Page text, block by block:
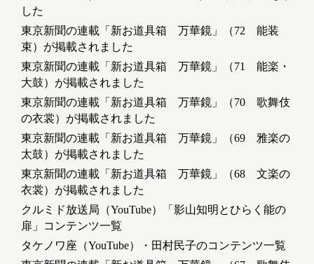
した
東京新聞の連載「新お道具箱 万華鏡」（72 能装
束）が掲載されました
東京新聞の連載「新お道具箱 万華鏡」（71 能楽・
大鼓）が掲載されました
東京新聞の連載「新お道具箱 万華鏡」（70 歌舞伎
の衣裳）が掲載されました
東京新聞の連載「新お道具箱 万華鏡」（69 雅楽の
太鼓）が掲載されました
東京新聞の連載「新お道具箱 万華鏡」（68 文楽の
衣裳）が掲載されました
クルミド放送局（YouTube）「影山知明とひらく能の
扉」コンテンツ一覧
タケノワ座（YouTube）・田村民子のコンテンツ一覧